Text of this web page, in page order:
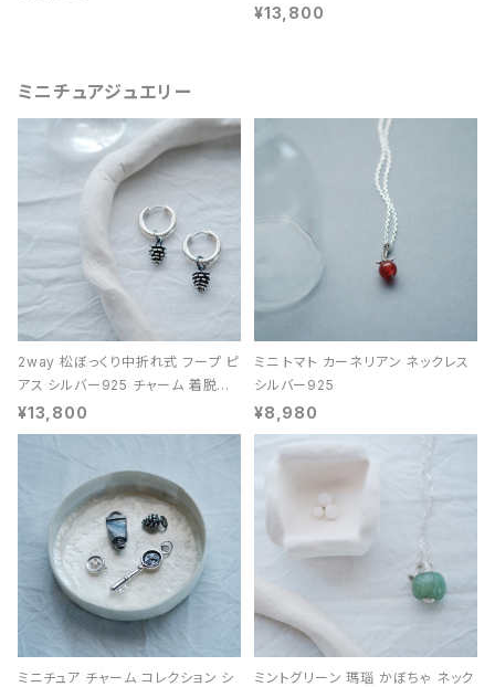
¥13,800
ミニチュアジュエリー
2way 松ぼっくり中折れ式 フープ ピ
アス シルバー925 チャーム 着脱可
能 レディース ユニセックス
¥13,800
ミニ トマト カーネリアン ネックレス
シルバー925
¥8,980
ミニチュア チャーム コレクション シ
ミントグリーン 瑪瑙 かぼちゃ ネック